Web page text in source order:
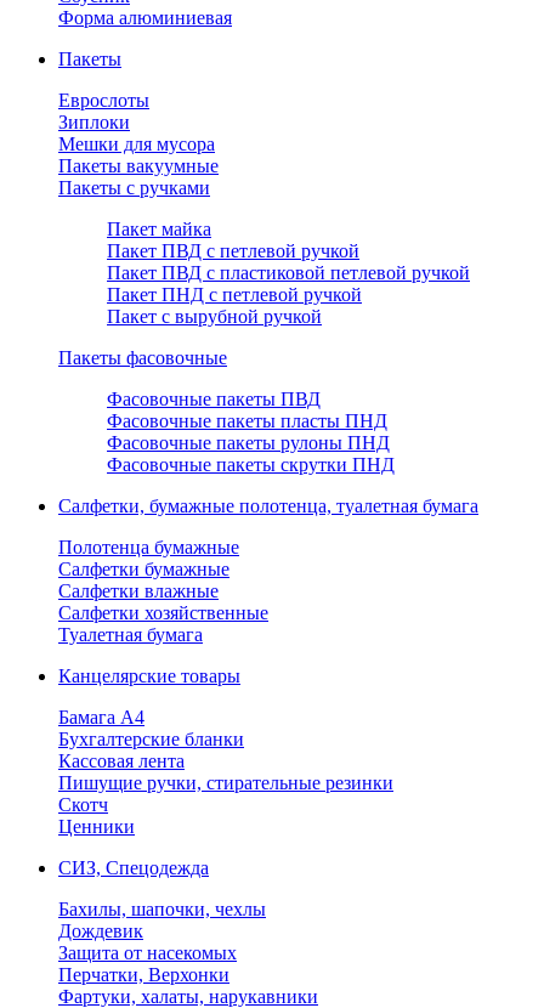
Форма алюминиевая
Пакеты
Еврослоты
Зиплоки
Мешки для мусора
Пакеты вакуумные
Пакеты с ручками
Пакет майка
Пакет ПВД с петлевой ручкой
Пакет ПВД с пластиковой петлевой ручкой
Пакет ПНД с петлевой ручкой
Пакет с вырубной ручкой
Пакеты фасовочные
Фасовочные пакеты ПВД
Фасовочные пакеты пласты ПНД
Фасовочные пакеты рулоны ПНД
Фасовочные пакеты скрутки ПНД
Салфетки, бумажные полотенца, туалетная бумага
Полотенца бумажные
Салфетки бумажные
Салфетки влажные
Салфетки хозяйственные
Туалетная бумага
Канцелярские товары
Бамага А4
Бухгалтерские бланки
Кассовая лента
Пишущие ручки, стирательные резинки
Скотч
Ценники
СИЗ, Спецодежда
Бахилы, шапочки, чехлы
Дождевик
Защита от насекомых
Перчатки, Верхонки
Фартуки, халаты, нарукавники